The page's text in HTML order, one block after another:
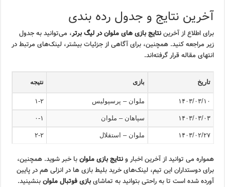
آخرین نتایج و جدول رده بندی
برای اطلاع از آخریننتایج بازی های ملوان در لیگ برتر، می‌توانید به جدول
زیر مراجعه کنید. همچنین، برای آگاهی از جزئیات بیشتر، لینک‌های مرتبط در
انتهای مقاله قرار گرفته‌اند.
تاریخ بازی نتیجه
۱۴۰۳/۰۳/۱۰ ملوان – پرسپولیس ۱-۲
۱۴۰۳/۰۳/۰۳ سپاهان – ملوان ۰-۱
۱۴۰۳/۰۲/۲۷ ملوان – استقلال ۲-۲
همواره می توانید از آخرین اخبار ونتایج بازی ملوانبا خبر شوید. همچنین،
برای دوستداران این تیم، لینک‌های خرید بلیط بازی ها در انزلی هم در پایین
آورده شده است تا به راحتی بتوانید به تماشایبازی فوتبال ملوانبنشینید.